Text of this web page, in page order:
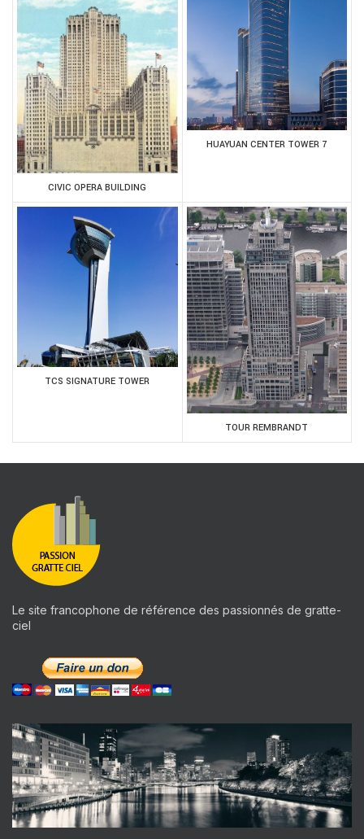
CIVIC OPERA BUILDING
HUAYUAN CENTER TOWER 7
TCS SIGNATURE TOWER
TOUR REMBRANDT
Le site francophone de référence des passionnés de gratte-
ciel